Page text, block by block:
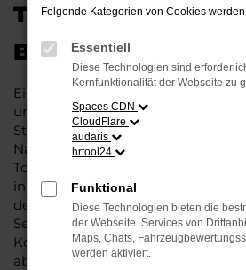
TAGESZULASSUNG
BERLIN
Ein Neuwagen muss nicht teuer
und Kunden aus Berlin und
Steinböhmer eine VW Touran
Nachlass und ohne Abstriche bei
Touran Tageszulassung: das
in der Tat ein kleiner Kunstgriff,
den Kauf zu günstigeren Preisen
Seitens der Automobilhersteller
Korridore für die Preissetzung bei
abgesteckt. Eine VW Touran
Folgende Kategorien von Cookies
Essentiell
Diese Technologien sind
Kernfunktionalität der Webseite zu
Spaces CDN
CloudFlare
audaris
hrtool24
Funktional
Diese Technologien bieten die
der Webseite. Services von
Maps, Chats,
werden aktiviert.